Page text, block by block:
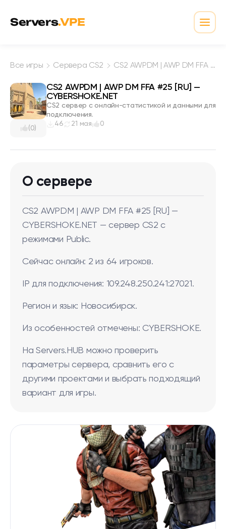
Servers.VPE
Все игры Сервера CS2 CS2 AWPDM | AWP DM FFA #25 [RU] — CYBERSHOKE.NET
(0)
CS2 AWPDM | AWP DM FFA #25 [RU] —
CYBERSHOKE.NET
CS2 сервер с онлайн-статистикой и данными для
подключения.
46
21 мая 0
О сервере
CS2 AWPDM | AWP DM FFA #25 [RU] —
CYBERSHOKE.NET — сервер CS2 с
режимами Public.
Сейчас онлайн: 2 из 64 игроков.
IP для подключения: 109.248.250.241:27021.
Регион и язык: Новосибирск.
Из особенностей отмечены: CYBERSHOKE.
На Servers.HUB можно проверить
параметры сервера, сравнить его с
другими проектами и выбрать подходящий
вариант для игры.